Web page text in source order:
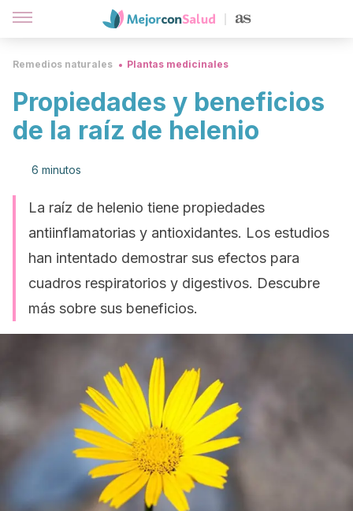
Remedios naturales Plantas medicinales
Propiedades y beneficios
de la raíz de helenio
6 minutos
La raíz de helenio tiene propiedades
antiinflamatorias y antioxidantes. Los estudios
han intentado demostrar sus efectos para
cuadros respiratorios y digestivos. Descubre
más sobre sus beneficios.